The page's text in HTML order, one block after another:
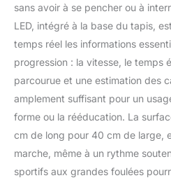
sans avoir à se pencher ou à
LED, intégré à la base du tapis,
temps réel les informations
progression : la vitesse, le temps
parcourue et une estimation des
amplement suffisant pour un
forme ou la rééducation. La
cm de long pour 40 cm de large,
marche, même à un rythme
sportifs aux grandes foulées